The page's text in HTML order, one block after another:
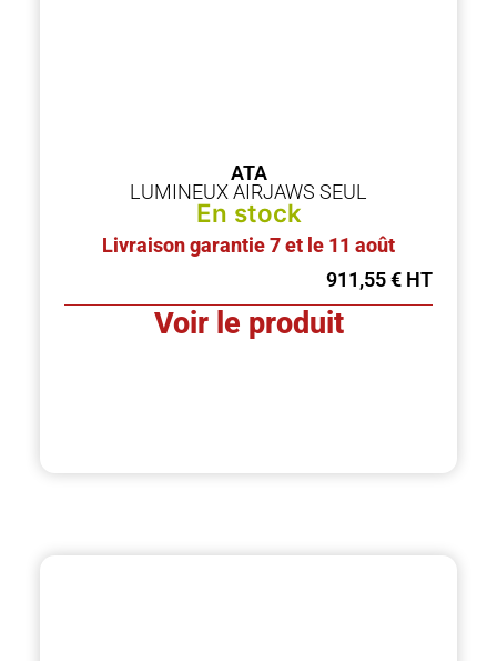
ATA
LUMINEUX AIRJAWS SEUL
En stock
Livraison garantie 7 et le 11 août
911,55€
Voir le produit